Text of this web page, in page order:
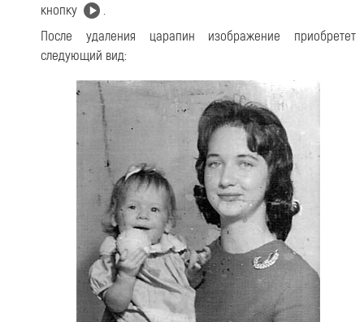
кнопку
.
После удаления царапин изображение приобретет
следующий вид: